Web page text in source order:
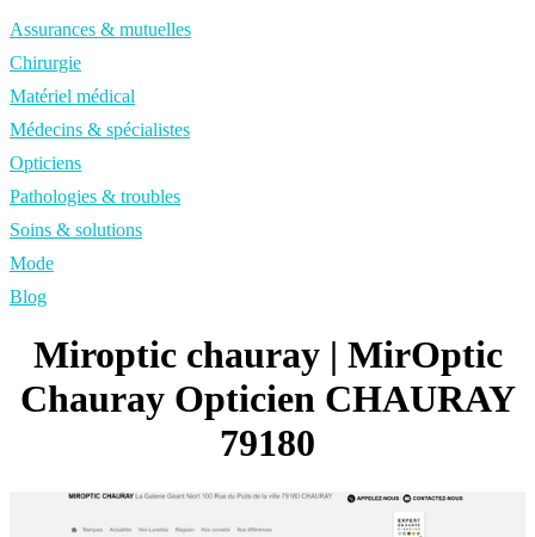
Assurances & mutuelles
Chirurgie
Matériel médical
Médecins & spécialistes
Opticiens
Pathologies & troubles
Soins & solutions
Mode
Blog
Miroptic chauray | MirOptic
Chauray Opticien CHAURAY
79180